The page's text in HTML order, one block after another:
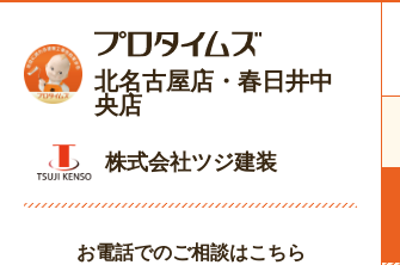
北名古屋店・春日井中
央店
株式会社ツジ建装
お電話でのご相談はこちら